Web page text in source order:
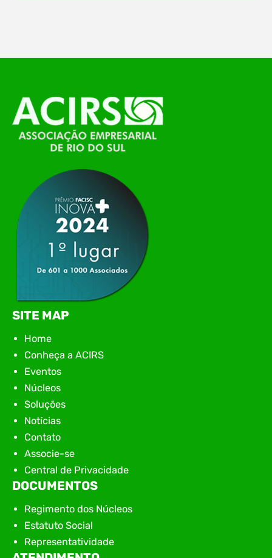
O Polo ACATE-ACIRS, por meio do NIAVI – Núcleo
de Tecnologia da Informação do Alto Vale do
Itajaí, realizou, no dia 21 de julho, o evento
Conexão Tech NIAVI, reunindo empresas de
tecnologia da região para uma noite de
apresentação de novas iniciativas para o setor. O
encontro aconteceu em Rio…
SITE MAP
Home
Conheça a ACIRS
Eventos
Núcleos
Soluções
Notícias
Contato
Associe-se
Central de Privacidade
DOCUMENTOS
Regimento dos Núcleos
Estatuto Social
Representatividade